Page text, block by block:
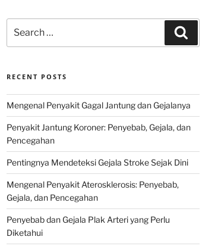
for:
RECENT POSTS
Mengenal Penyakit Gagal Jantung dan Gejalanya
Penyakit Jantung Koroner: Penyebab, Gejala, dan
Pencegahan
Pentingnya Mendeteksi Gejala Stroke Sejak Dini
Mengenal Penyakit Aterosklerosis: Penyebab,
Gejala, dan Pencegahan
Penyebab dan Gejala Plak Arteri yang Perlu
Diketahui